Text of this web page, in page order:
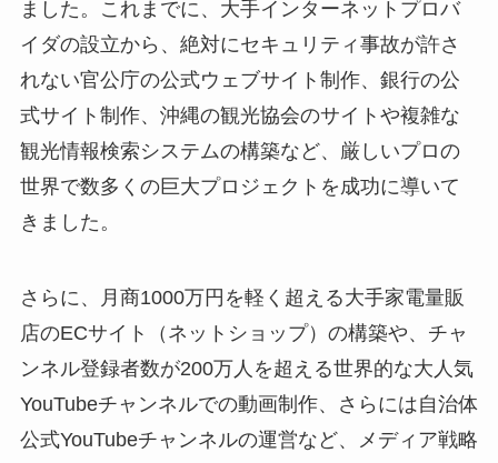
ました。これまでに、大手インターネットプロバ
イダの設立から、絶対にセキュリティ事故が許さ
れない官公庁の公式ウェブサイト制作、銀行の公
式サイト制作、沖縄の観光協会のサイトや複雑な
観光情報検索システムの構築など、厳しいプロの
世界で数多くの巨大プロジェクトを成功に導いて
きました。
さらに、月商1000万円を軽く超える大手家電量販
店のECサイト（ネットショップ）の構築や、チャ
ンネル登録者数が200万人を超える世界的な大人気
YouTubeチャンネルでの動画制作、さらには自治体
公式YouTubeチャンネルの運営など、メディア戦略